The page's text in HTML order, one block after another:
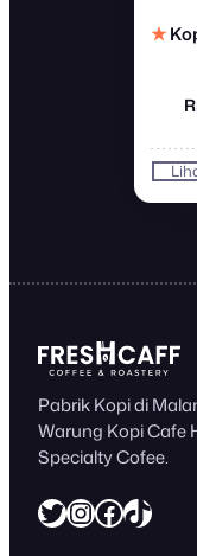
★
Pabrik Kopi di
Warung Kopi Cafe
Specialty Cofee.
Twitter InstagramFacebook https://www.tiktok.com/@freshcaff